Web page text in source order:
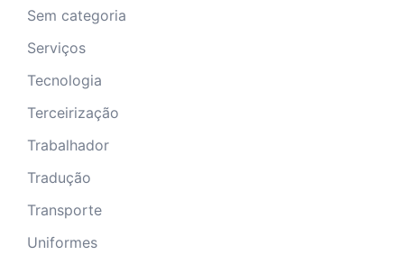
Sem categoria
Serviços
Tecnologia
Terceirização
Trabalhador
Tradução
Transporte
Uniformes